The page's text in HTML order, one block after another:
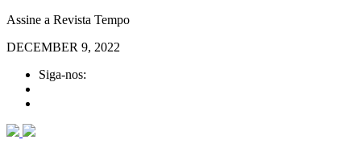
Assine a Revista Tempo
DECEMBER 9, 2022
Siga-nos: